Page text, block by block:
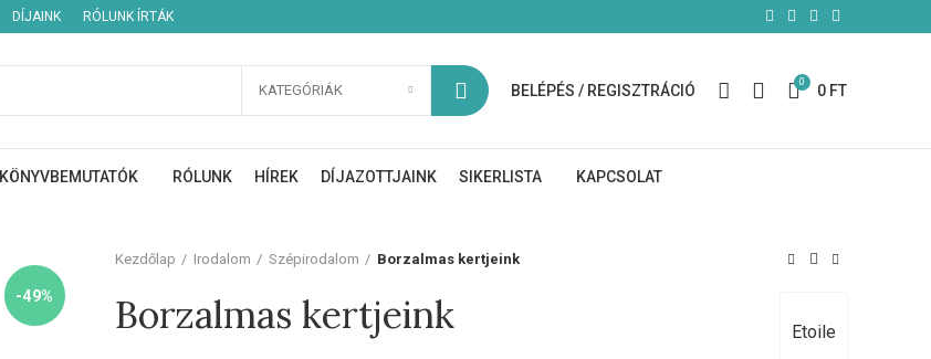
DÍJAINK RÓLUNK ÍRTÁK
KATEGÓRIÁK BELÉPÉS / REGISZTRÁCIÓ 0 0 FT
KÖNYVBEMUTATÓK RÓLUNK HÍREK DÍJAZOTTJAINK SIKERLISTA KAPCSOLAT
-49%
Kezdőlap
Irodalom Szépirodalom Borzalmas kertjeink
Etoile
Borzalmas kertjeink